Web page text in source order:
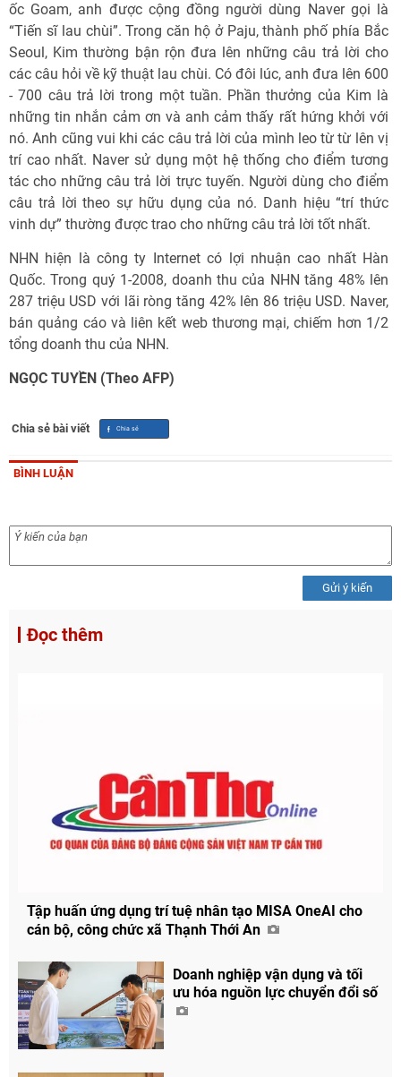
ốc Goam, anh được cộng đồng người dùng Naver gọi là
“Tiến sĩ lau chùi”. Trong căn hộ ở Paju, thành phố phía Bắc
Seoul, Kim thường bận rộn đưa lên những câu trả lời cho
các câu hỏi về kỹ thuật lau chùi. Có đôi lúc, anh đưa lên 600
- 700 câu trả lời trong một tuần. Phần thưởng của Kim là
những tin nhắn cảm ơn và anh cảm thấy rất hứng khởi với
nó. Anh cũng vui khi các câu trả lời của mình leo từ từ lên vị
trí cao nhất. Naver sử dụng một hệ thống cho điểm tương
tác cho những câu trả lời trực tuyến. Người dùng cho điểm
câu trả lời theo sự hữu dụng của nó. Danh hiệu “trí thức
vinh dự” thường được trao cho những câu trả lời tốt nhất.
NHN hiện là công ty Internet có lợi nhuận cao nhất Hàn
Quốc. Trong quý 1-2008, doanh thu của NHN tăng 48% lên
287 triệu USD với lãi ròng tăng 42% lên 86 triệu USD. Naver,
bán quảng cáo và liên kết web thương mại, chiếm hơn 1/2
tổng doanh thu của NHN.
NGỌC TUYỀN (Theo AFP)
Chia sẻ bài viết
BÌNH LUẬN
Gửi ý kiến
Đọc thêm
Tập huấn ứng dụng trí tuệ nhân tạo MISA OneAI cho
cán bộ, công chức xã Thạnh Thới An
Doanh nghiệp vận dụng và tối
ưu hóa nguồn lực chuyển đổi số